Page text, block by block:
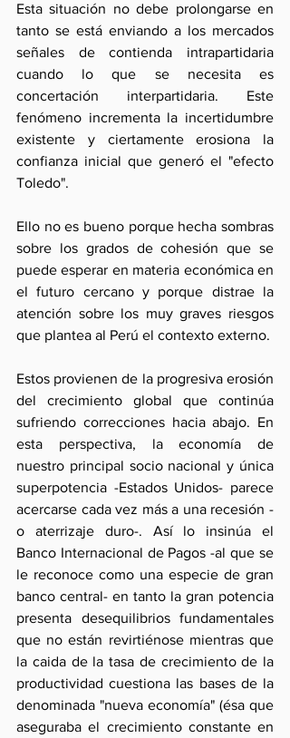
Esta situación no debe prolongarse en
tanto se está enviando a los mercados
señales de contienda intrapartidaria
cuando lo que se necesita es
concertación interpartidaria. Este
fenómeno incrementa la incertidumbre
existente y ciertamente erosiona la
confianza inicial que generó el "efecto
Toledo".
Ello no es bueno porque hecha sombras
sobre los grados de cohesión que se
puede esperar en materia económica en
el futuro cercano y porque distrae la
atención sobre los muy graves riesgos
que plantea al Perú el contexto externo.
Estos provienen de la progresiva erosión
del crecimiento global que continúa
sufriendo correcciones hacia abajo. En
esta perspectiva, la economía de
nuestro principal socio nacional y única
superpotencia -Estados Unidos- parece
acercarse cada vez más a una recesión -
o aterrizaje duro-. Así lo insinúa el
Banco Internacional de Pagos -al que se
le reconoce como una especie de gran
banco central- en tanto la gran potencia
presenta desequilibrios fundamentales
que no están revirtiénose mientras que
la caida de la tasa de crecimiento de la
productividad cuestiona las bases de la
denominada "nueva economía" (ésa que
aseguraba el crecimiento constante en